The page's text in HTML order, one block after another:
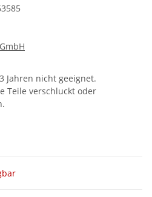
Jahren nicht geeignet.
Teile verschluckt oder